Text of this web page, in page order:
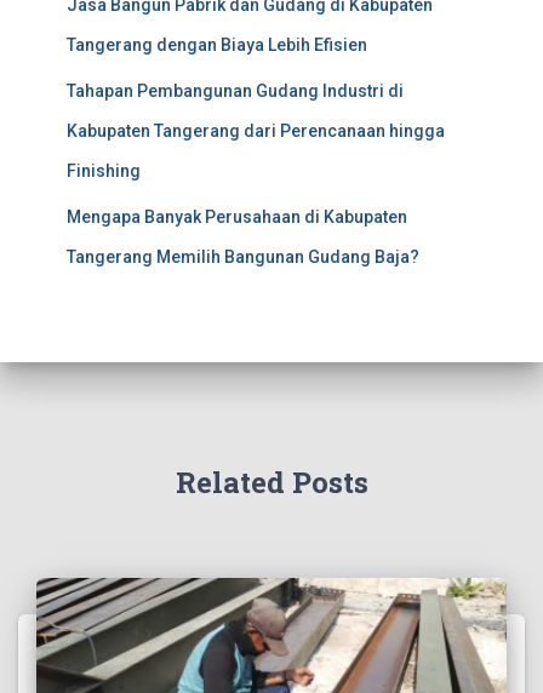
Jasa Bangun Pabrik dan Gudang di Kabupaten
Tangerang dengan Biaya Lebih Efisien
Tahapan Pembangunan Gudang Industri di
Kabupaten Tangerang dari Perencanaan hingga
Finishing
Mengapa Banyak Perusahaan di Kabupaten
Tangerang Memilih Bangunan Gudang Baja?
Related Posts